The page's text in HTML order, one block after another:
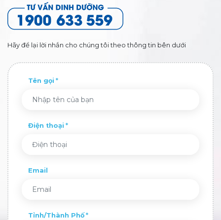
Hãy để lại lời nhắn cho chúng tôi theo thông tin bên dưới
Tên gọi
Điện thoại
Email
Tỉnh/Thành Phố